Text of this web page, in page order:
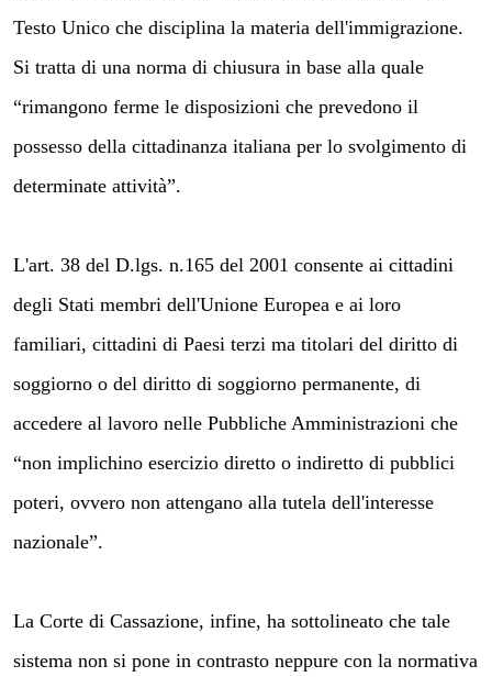
Testo Unico che disciplina la materia dell'immigrazione.
Si tratta di una norma di chiusura in base alla quale
“rimangono ferme le disposizioni che prevedono il
possesso della cittadinanza italiana per lo svolgimento di
determinate attività”.
L'art. 38 del D.lgs. n.165 del 2001 consente ai cittadini
degli Stati membri dell'Unione Europea e ai loro
familiari, cittadini di Paesi terzi ma titolari del diritto di
soggiorno o del diritto di soggiorno permanente, di
accedere al lavoro nelle Pubbliche Amministrazioni che
“non implichino esercizio diretto o indiretto di pubblici
poteri, ovvero non attengano alla tutela dell'interesse
nazionale”.
La Corte di Cassazione, infine, ha sottolineato che tale
sistema non si pone in contrasto neppure con la normativa